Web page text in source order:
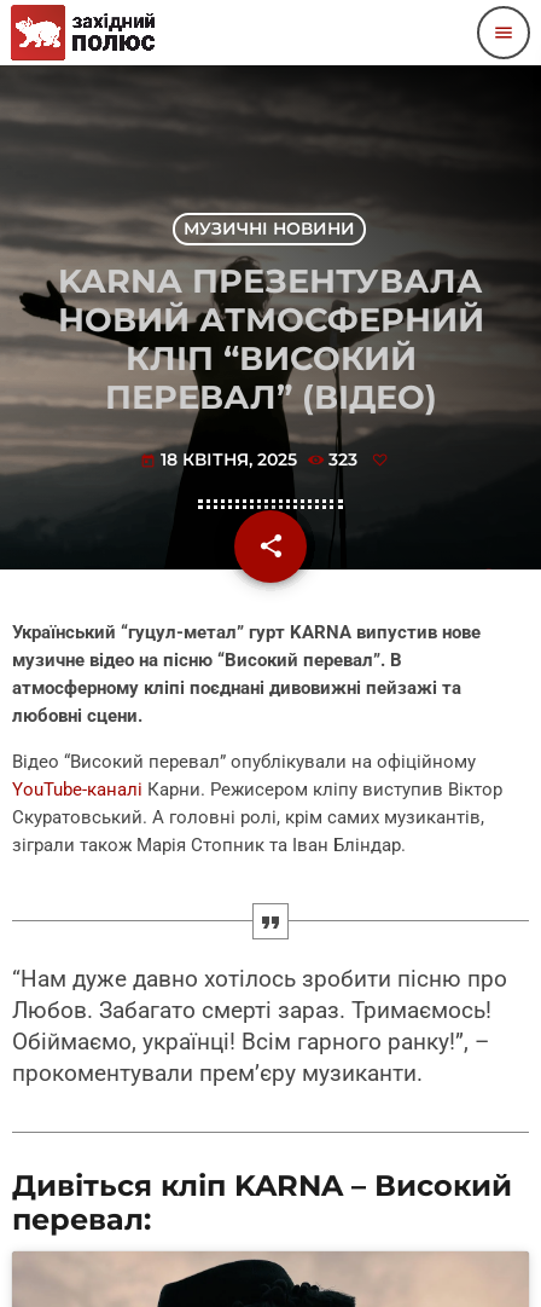
menu
МУЗИЧНІ НОВИНИ
KARNA ПРЕЗЕНТУВАЛА
НОВИЙ АТМОСФЕРНИЙ
КЛІП “ВИСОКИЙ
ПЕРЕВАЛ” (ВІДЕО)
today 18 КВІТНЯ, 2025 323
share
email
Український “гуцул-метал” гурт KARNA випустив нове
музичне відео на пісню “Високий перевал”. В
атмосферному кліпі поєднані дивовижні пейзажі та
любовні сцени.
Відео “Високий перевал” опублікували на офіційному
YouTube-каналі Карни. Режисером кліпу виступив Віктор
Скуратовський. А головні ролі, крім самих музикантів,
зіграли також Марія Стопник та Іван Бліндар.
“Нам дуже давно хотілось зробити пісню про
Любов. Забагато смерті зараз. Тримаємось!
Обіймаємо, українці! Всім гарного ранку!”, –
прокоментували прем’єру музиканти.
Дивіться кліп KARNA – Високий
перевал: